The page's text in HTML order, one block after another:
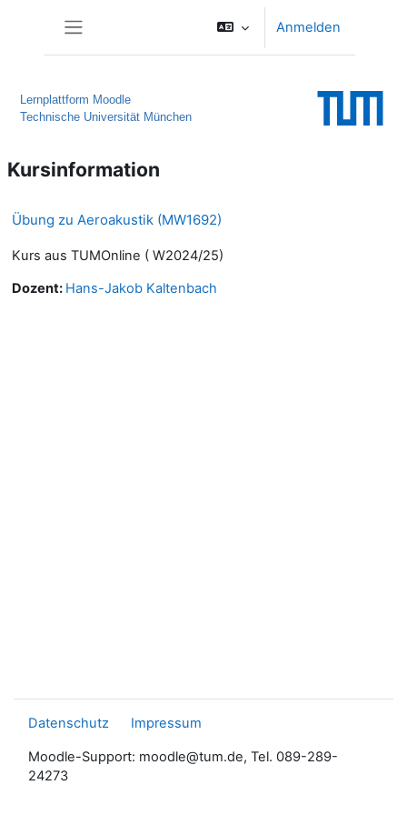
Anmelden
Lernplattform Moodle
Technische Universität München
Kursinformation
Übung zu Aeroakustik (MW1692)
Kurs aus TUMOnline ( W2024/25)
Dozent: Hans-Jakob Kaltenbach
Datenschutz Impressum
Moodle-Support: moodle@tum.de, Tel. 089-289-
24273